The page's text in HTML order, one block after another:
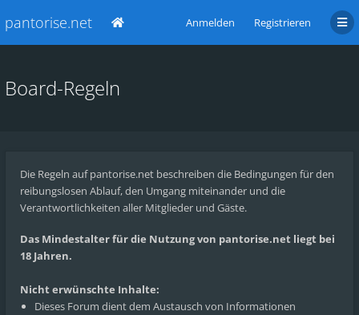
pantorise.net Anmelden Registrieren
Board-Regeln
Die Regeln auf pantorise.net beschreiben die Bedingungen für den
reibungslosen Ablauf, den Umgang miteinander und die
Verantwortlichkeiten aller Mitglieder und Gäste.
Das Mindestalter für die Nutzung von pantorise.net liegt bei
18 Jahren.
Nicht erwünschte Inhalte:
Dieses Forum dient dem Austausch von Informationen